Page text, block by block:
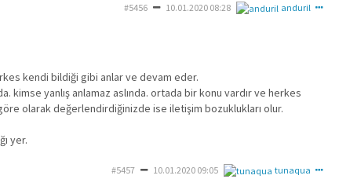
#5456 10.01.2020 08:28 anduril
kendi bildiği gibi anlar ve devam eder.
kimse yanlış anlamaz aslında. ortada bir konu vardır ve herkes
olarak değerlendirdiğinizde ise iletişim bozuklukları olur.
yer.
#5457 10.01.2020 09:05 tunaqua